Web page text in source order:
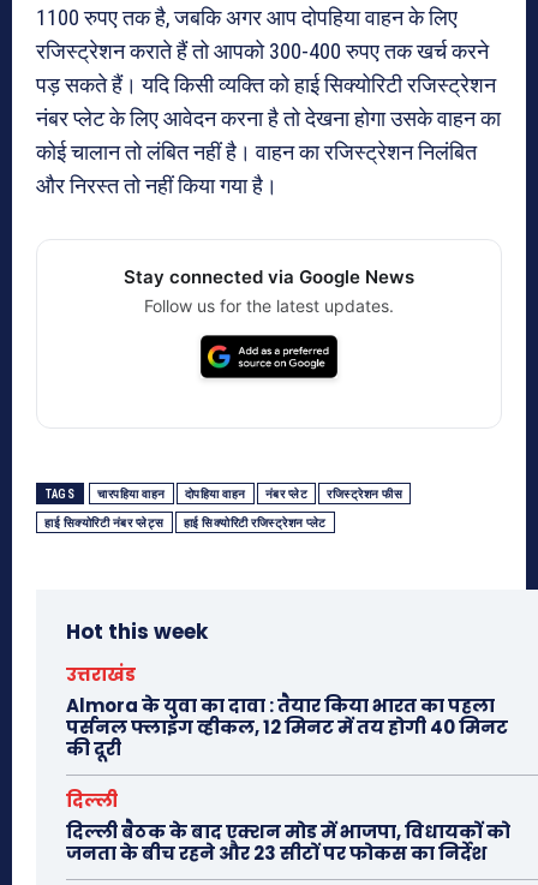
1100 रुपए तक है, जबकि अगर आप दोपहिया वाहन के लिए
रजिस्ट्रेशन कराते हैं तो आपको 300-400 रुपए तक खर्च करने
पड़ सकते हैं। यदि किसी व्यक्ति को हाई सिक्योरिटी रजिस्ट्रेशन
नंबर प्लेट के लिए आवेदन करना है तो देखना होगा उसके वाहन का
कोई चालान तो लंबित नहीं है। वाहन का रजिस्ट्रेशन निलंबित
और निरस्त तो नहीं किया गया है।
Stay connected via Google News
Follow us for the latest updates.
TAGS चारपहिया वाहन दोपहिया वाहन नंबर प्लेट रजिस्ट्रेशन फीस
हाई सिक्योरिटी नंबर प्लेट्स हाई सिक्योरिटी रजिस्ट्रेशन प्लेट
Hot this week
उत्तराखंड
Almora के युवा का दावा : तैयार किया भारत का पहला
पर्सनल फ्लाइंग व्हीकल, 12 मिनट में तय होगी 40 मिनट
की दूरी
दिल्ली
दिल्ली बैठक के बाद एक्शन मोड में भाजपा, विधायकों को
जनता के बीच रहने और 23 सीटों पर फोकस का निर्देश